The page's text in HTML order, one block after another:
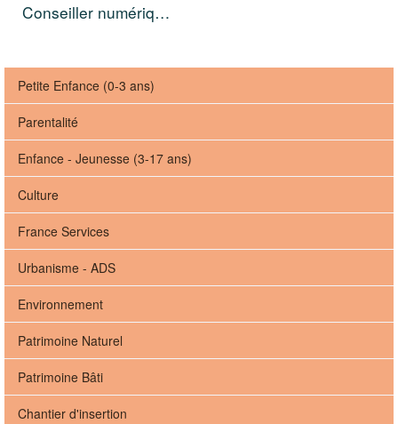
Conseiller numérique
Petite Enfance (0-3 ans)
Parentalité
Enfance - Jeunesse (3-17 ans)
Culture
France Services
Urbanisme - ADS
Environnement
Patrimoine Naturel
Patrimoine Bâti
Chantier d'insertion